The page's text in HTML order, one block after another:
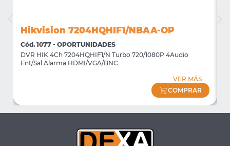
Hikvision 7204HQHIF1/NBAA-OP
Cód. 1077 - OPORTUNIDADES
DVR HIK 4Ch 7204HQHIF1/N Turbo 720/1080P 4Audio
Ent/Sal Alarma HDMI/VGA/BNC
VER MÁS
COMPRAR